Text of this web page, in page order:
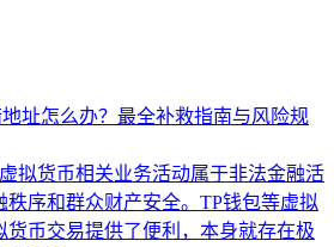
址怎么办？最全补救指南与风险规
拟货币相关业务活动属于非法金融活
秩序和群众财产安全。TP钱包等虚拟
货币交易提供了便利，本身就存在极